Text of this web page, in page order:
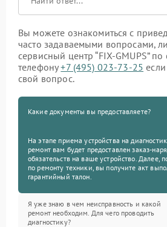
Вы можете ознакомиться с
часто задаваемыми вопросами,
сервисный центр “FIX-GMUPS”
телефону+7 (495) 023-73-25
свой вопрос.
Какие документы вы предоставляете?
На этапе приема устройства на
ремонт вам будет предоставлен заказ-
обязательств на ваше устройство. Далее,
по ремонту техники, вы получите акт
гарантийный талон.
Я уже знаю в чем неисправность и какой
ремонт необходим. Для чего проводить
диагностику?